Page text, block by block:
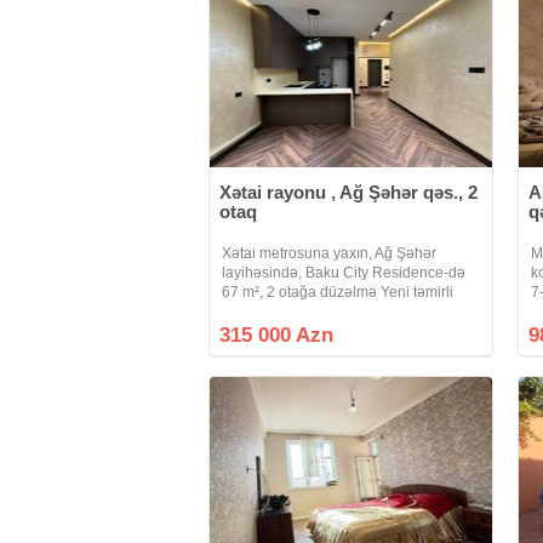
Xətai rayonu , Ağ Şəhər qəs., 2
otaq
Xətai metrosuna yaxın, Ağ Şəhər
layihəsində, Baku City Residence-də
67 m², 2 otağa düzəlmə Yeni təmirli
olunub Təmirdən sonra yaşayış
315 000 Azn